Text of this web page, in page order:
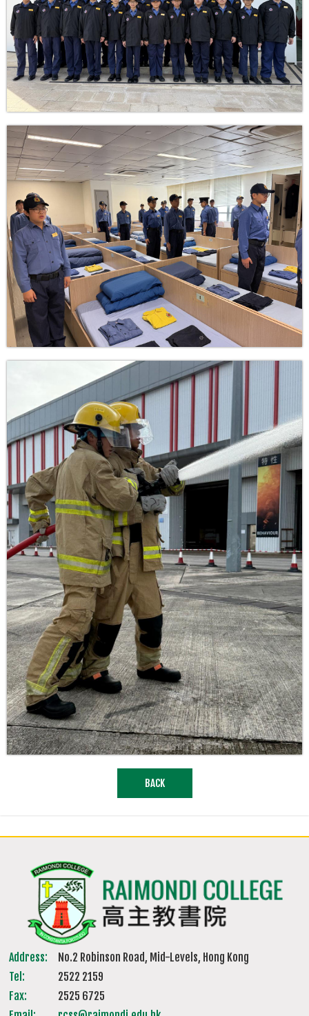
BACK
Address:
No.2 Robinson Road, Mid-Levels, Hong Kong
Tel:
2522 2159
Fax:
2525 6725